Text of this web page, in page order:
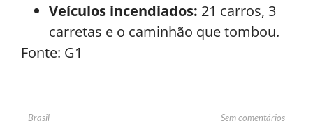
Veículos incendiados: 21 carros, 3
carretas e o caminhão que tombou.
Fonte: G1
Brasil Sem comentários